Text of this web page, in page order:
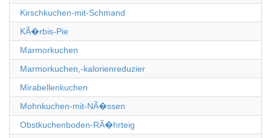
Kirschkuchen-mit-Schmand
KÃ�rbis-Pie
Marmorkuchen
Marmorkuchen,-kalorienreduzier
Mirabellenkuchen
Mohnkuchen-mit-NÃ�ssen
Obstkuchenboden-RÃ�hrteig